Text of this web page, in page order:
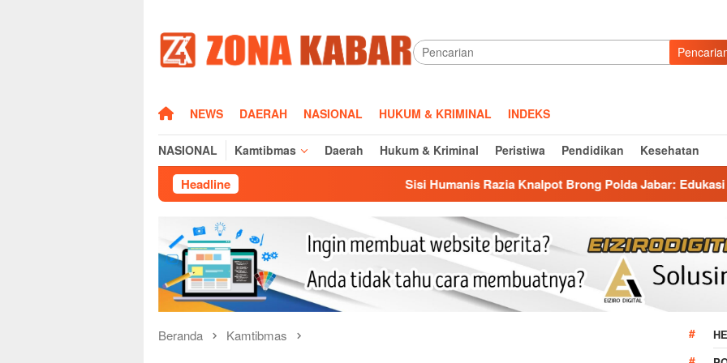
konten
HOMENEWS DAERAH NASIONAL HUKUM & KRIMINAL INDEKS
NASIONAL Kamtibmas Daerah Hukum & Kriminal Peristiwa Pendidikan Kesehatan
Headline Sisi Humanis Razia Knalpot Brong Polda Jabar: Edukasi Pengendara
Beranda Kamtibmas